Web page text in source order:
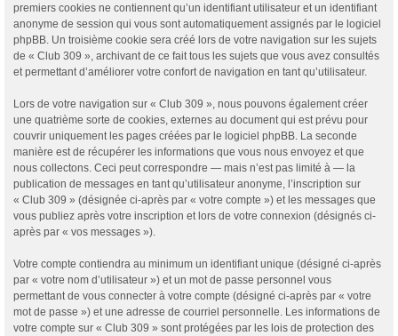
premiers cookies ne contiennent qu’un identifiant utilisateur et un identifiant
anonyme de session qui vous sont automatiquement assignés par le logiciel
phpBB. Un troisième cookie sera créé lors de votre navigation sur les sujets
de « Club 309 », archivant de ce fait tous les sujets que vous avez consultés
et permettant d’améliorer votre confort de navigation en tant qu’utilisateur.
Lors de votre navigation sur « Club 309 », nous pouvons également créer
une quatrième sorte de cookies, externes au document qui est prévu pour
couvrir uniquement les pages créées par le logiciel phpBB. La seconde
manière est de récupérer les informations que vous nous envoyez et que
nous collectons. Ceci peut correspondre — mais n’est pas limité à — la
publication de messages en tant qu’utilisateur anonyme, l’inscription sur
« Club 309 » (désignée ci-après par « votre compte ») et les messages que
vous publiez après votre inscription et lors de votre connexion (désignés ci-
après par « vos messages »).
Votre compte contiendra au minimum un identifiant unique (désigné ci-après
par « votre nom d’utilisateur ») et un mot de passe personnel vous
permettant de vous connecter à votre compte (désigné ci-après par « votre
mot de passe ») et une adresse de courriel personnelle. Les informations de
votre compte sur « Club 309 » sont protégées par les lois de protection des